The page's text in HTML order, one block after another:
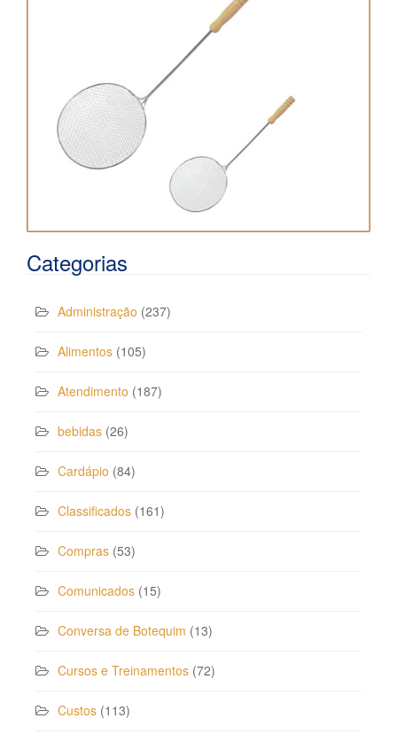
Categorias
Administração (237)
Alimentos (105)
Atendimento (187)
bebidas (26)
Cardápio (84)
Classificados (161)
Compras (53)
Comunicados (15)
Conversa de Botequim (13)
Cursos e Treinamentos (72)
Custos (113)